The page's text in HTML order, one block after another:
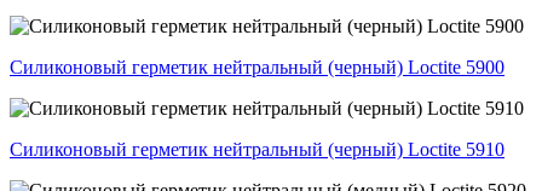
Силиконовый герметик нейтральный (черный) Loctite 5900
Силиконовый герметик нейтральный (черный) Loctite 5910